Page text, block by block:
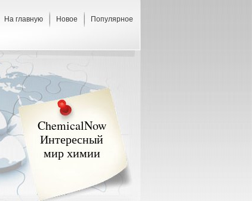
На главную Новое Популярное
ChemicalNow
Интересный
мир химии